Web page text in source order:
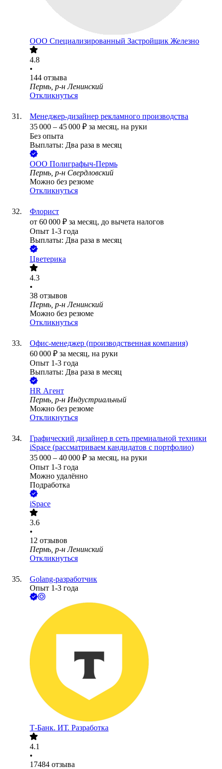
ООО Специализированный Застройщик Железно
4.8
•
144 отзыва
Пермь, р-н Ленинский
Откликнуться
Менеджер-дизайнер рекламного производства
35 000 – 45 000 ₽ за месяц, на руки
Без опыта
Выплаты: Два раза в месяц
ООО Полиграфыч-Пермь
Пермь, р-н Свердловский
Можно без резюме
Откликнуться
Флорист
от 60 000 ₽ за месяц, до вычета налогов
Опыт 1-3 года
Выплаты: Два раза в месяц
Цветерика
4.3
•
38 отзывов
Пермь, р-н Ленинский
Можно без резюме
Откликнуться
Офис-менеджер (производственная компания)
60 000 ₽ за месяц, на руки
Опыт 1-3 года
Выплаты: Два раза в месяц
HR Агент
Пермь, р-н Индустриальный
Можно без резюме
Откликнуться
Графический дизайнер в сеть премиальной техники
iSpace (рассматриваем кандидатов с портфолио)
35 000 – 40 000 ₽ за месяц, на руки
Опыт 1-3 года
Можно удалённо
Подработка
iSpace
3.6
•
12 отзывов
Пермь, р-н Ленинский
Откликнуться
Golang-разработчик
Опыт 1-3 года
Т-Банк. ИТ. Разработка
4.1
•
17484 отзыва